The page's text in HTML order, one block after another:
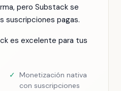
pero Substack se
suscripciones pagas.
es excelente para tus
✓ Monetización nativa
con suscripciones